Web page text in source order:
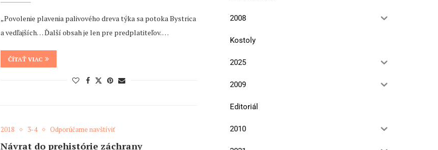
„Povolenie plavenia palivového dreva týka sa potoka Bystrica
a vedľajších… Ďalší obsah je len pre predplatiteľov. …
ČÍTAŤ VIAC
2018 3-4 Odporúčame navštíviť
Návrat do prehistórie záchrany
2008
Kostoly
2025
2009
Editoriál
2010